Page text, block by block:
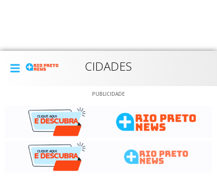
CIDADES
PUBLICIDADE